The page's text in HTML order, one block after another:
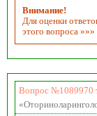
Внимание!
Для оценки
этого вопроса »»»
Вопрос №1089970